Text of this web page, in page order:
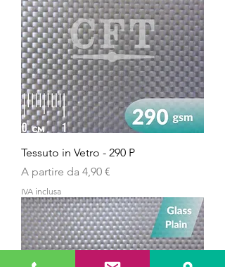
Tessuto in Vetro - 290 P
A partire da 4,90 €
Prezzo scontato
IVA inclusa